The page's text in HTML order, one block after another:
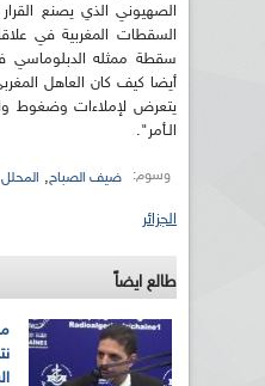
الصهيوني الذي يصنع
السقطات المغربية في
سقطة ممثله الدبلوماسي
أيضا كيف كان العاهل
يتعرض لإملاءات وضغوط
الـأمر".
وسوم: ضيف الصباح,
الجزائر
طالع ايضاً